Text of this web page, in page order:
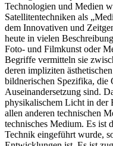
Technologien und Medien
Satellitentechniken als
dem Innovativen und
heute in vielen
Foto- und Filmkunst oder
Begriffe vermitteln sie
deren impliziten
bildnerischen Spezifika, die
Auseinandersetzung sind.
physikalischem Licht in der
allen anderen technischen
technisches Medium. Es ist
Technik eingeführt wurde,